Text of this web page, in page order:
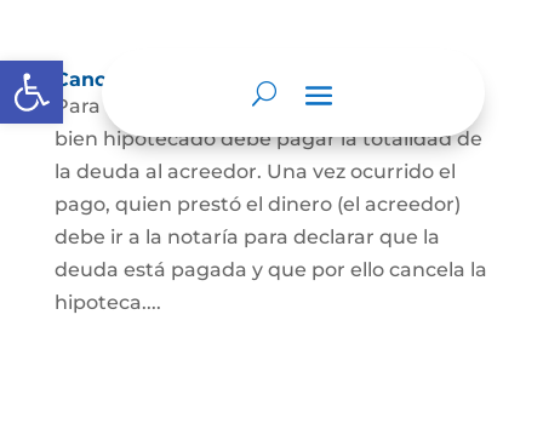
Abrir barra de herramientas
Cancelación de Hipoteca
Para cancelar una hipoteca, el dueño del
bien hipotecado debe pagar la totalidad de
la deuda al acreedor. Una vez ocurrido el
pago, quien prestó el dinero (el acreedor)
debe ir a la notaría para declarar que la
deuda está pagada y que por ello cancela la
hipoteca....